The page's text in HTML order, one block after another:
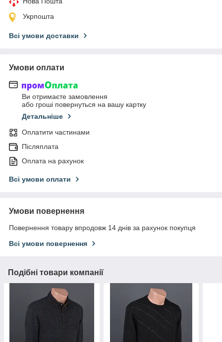
Укрпошта
Всі умови доставки
Умови оплати
Ви отримаєте замовлення
або гроші повернуться на вашу картку
Детальніше
Оплатити частинами
Післяплата
Оплата на рахунок
Всі умови оплати
Умови повернення
Повернення товару впродовж 14 днів за рахунок покупця
Всі умови повернення
Подібні товари компанії